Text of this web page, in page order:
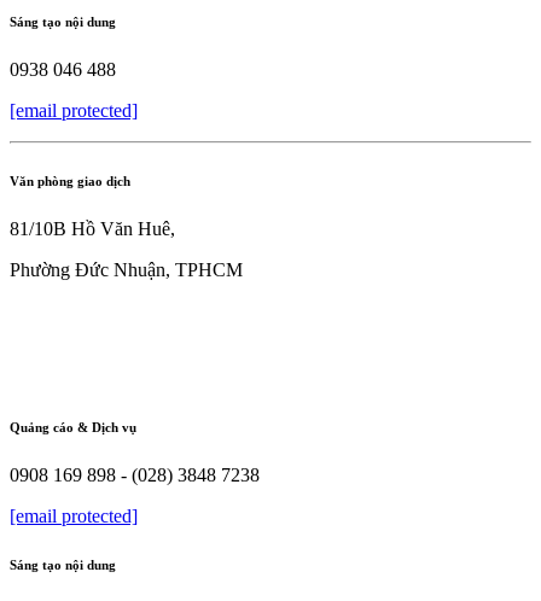
Sáng tạo nội dung
0938 046 488
[email protected]
Văn phòng giao dịch
81/10B Hồ Văn Huê,
Phường Đức Nhuận, TPHCM
Quảng cáo & Dịch vụ
0908 169 898 - (028) 3848 7238
[email protected]
Sáng tạo nội dung